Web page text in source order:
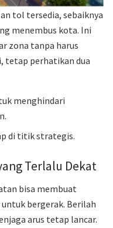
tol tersedia, sebaiknya
menembus kota. Ini
zona tanpa harus
tetap perhatikan dua
menghindari
di titik strategis.
Terlalu Dekat
bisa membuat
bergerak. Berilah
arus tetap lancar.